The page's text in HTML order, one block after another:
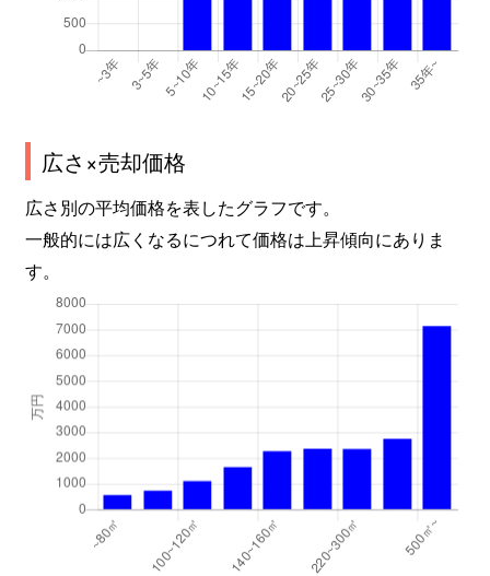
広さ×売却価格
広さ別の平均価格を表したグラフです。
一般的には広くなるにつれて価格は上昇傾向にありま
す。